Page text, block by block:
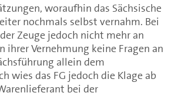
woraufhin das Sächsische
nochmals selbst vernahm. Bei
Zeuge jedoch nicht mehr an
Vernehmung keine Fragen an
allein dem
wies das FG jedoch die Klage ab
bei der